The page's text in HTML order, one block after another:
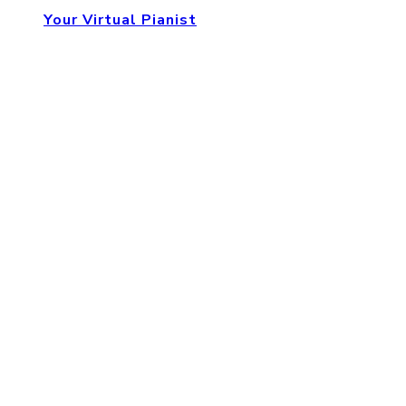
Your Virtual Pianist